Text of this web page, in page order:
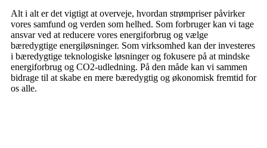
Alt i alt er det vigtigt at overveje, hvordan strømpriser påvirker
vores samfund og verden som helhed. Som forbruger kan vi tage
ansvar ved at reducere vores energiforbrug og vælge
bæredygtige energiløsninger. Som virksomhed kan der investeres
i bæredygtige teknologiske løsninger og fokusere på at mindske
energiforbrug og CO2-udledning. På den måde kan vi sammen
bidrage til at skabe en mere bæredygtig og økonomisk fremtid for
os alle.